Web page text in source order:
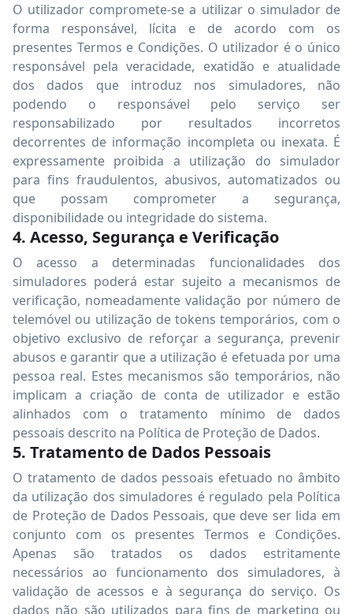
O utilizador compromete-se a utilizar o simulador de
forma responsável, lícita e de acordo com os
presentes Termos e Condições. O utilizador é o único
responsável pela veracidade, exatidão e atualidade
dos dados que introduz nos simuladores, não
podendo o responsável pelo serviço ser
responsabilizado por resultados incorretos
decorrentes de informação incompleta ou inexata. É
expressamente proibida a utilização do simulador
para fins fraudulentos, abusivos, automatizados ou
que possam comprometer a segurança,
disponibilidade ou integridade do sistema.
4. Acesso, Segurança e Verificação
O acesso a determinadas funcionalidades dos
simuladores poderá estar sujeito a mecanismos de
verificação, nomeadamente validação por número de
telemóvel ou utilização de tokens temporários, com o
objetivo exclusivo de reforçar a segurança, prevenir
abusos e garantir que a utilização é efetuada por uma
pessoa real. Estes mecanismos são temporários, não
implicam a criação de conta de utilizador e estão
alinhados com o tratamento mínimo de dados
pessoais descrito na Política de Proteção de Dados.
5. Tratamento de Dados Pessoais
O tratamento de dados pessoais efetuado no âmbito
da utilização dos simuladores é regulado pela Política
de Proteção de Dados Pessoais, que deve ser lida em
conjunto com os presentes Termos e Condições.
Apenas são tratados os dados estritamente
necessários ao funcionamento dos simuladores, à
validação de acessos e à segurança do serviço. Os
dados não são utilizados para fins de marketing ou